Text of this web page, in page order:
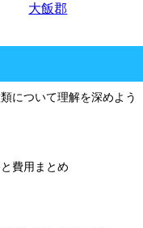
大飯郡
について理解を深めよう
費用まとめ